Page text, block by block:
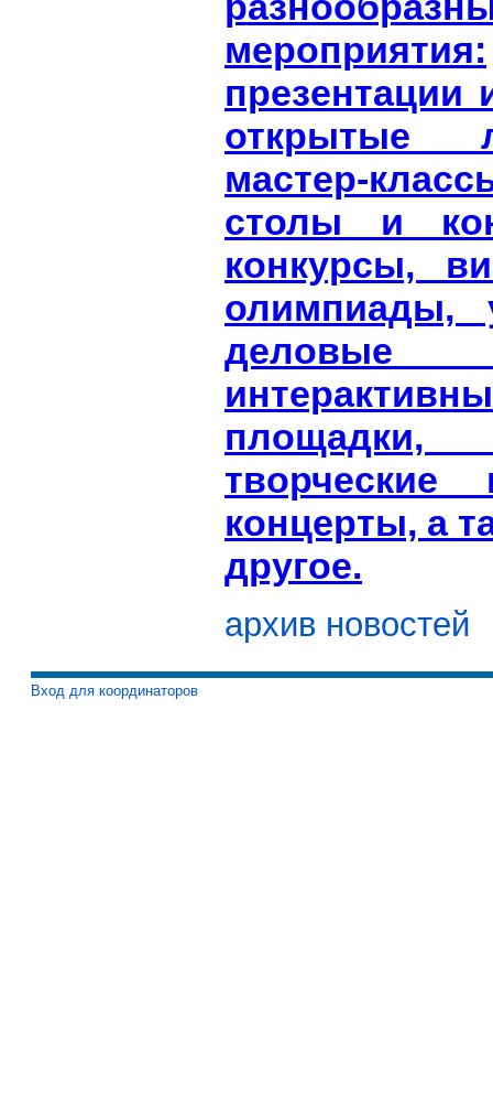
мероприятия:
презентации
открытые
мастер-
столы и
конкурсы,
олимпиады,
площадки,
творческие
концерты, а
другое.
архив новостей
Вход для координаторов